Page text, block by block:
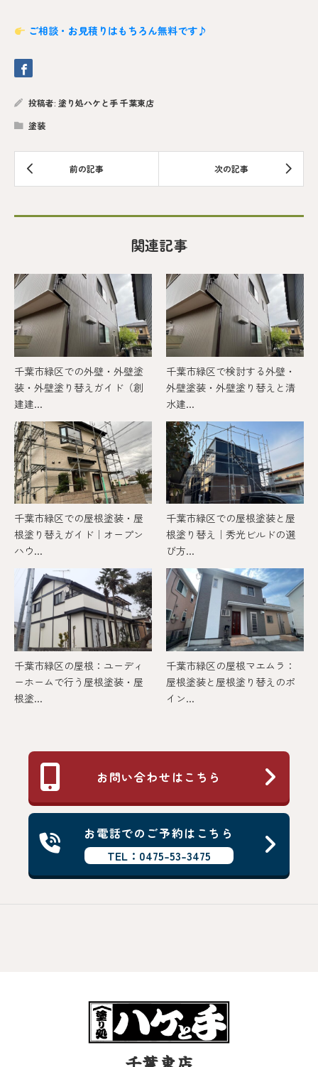
ご相談・お見積りはもちろん無料です♪
投稿者: 塗り処ハケと手 千葉東店
塗装
関連記事
千葉市緑区での外壁・外壁塗
装・外壁塗り替えガイド（創
建建...
千葉市緑区で検討する外壁・
外壁塗装・外壁塗り替えと清
水建...
千葉市緑区での屋根塗装・屋
根塗り替えガイド｜オープン
ハウ...
千葉市緑区での屋根塗装と屋
根塗り替え｜秀光ビルドの選
び方...
千葉市緑区の屋根：ユーディ
ーホームで行う屋根塗装・屋
根塗...
千葉市緑区の屋根マエムラ：
屋根塗装と屋根塗り替えのポ
イン...
お問い合わせはこちら
お電話でのご予約はこちら
TEL：0475-53-3475